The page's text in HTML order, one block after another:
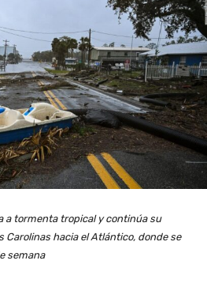
a tormenta tropical y continúa su
Carolinas hacia el Atlántico, donde se
semana